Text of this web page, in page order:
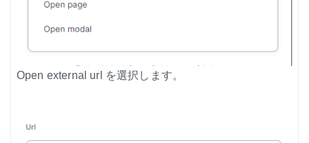
Open external url を選択します。